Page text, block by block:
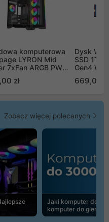
komputerowa
LYRON Mid
7xFan ARGB PWM
zł
Dysk WD
SSD 1TB
Gen4
669,00
Zobacz więcej polecanych
Jaki komputer do
komputer do gier |